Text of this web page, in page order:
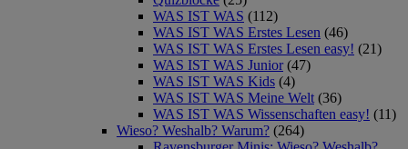
WAS IST WAS (112)
WAS IST WAS Erstes Lesen (46)
WAS IST WAS Erstes Lesen easy! (21)
WAS IST WAS Junior (47)
WAS IST WAS Kids (4)
WAS IST WAS Meine Welt (36)
WAS IST WAS Wissenschaften easy! (11)
Wieso? Weshalb? Warum? (264)